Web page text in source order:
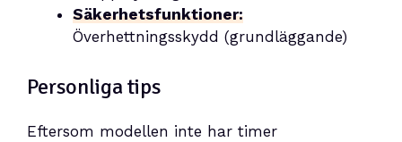
Säkerhetsfunktioner:
Överhettningsskydd (grundläggande)
Personliga tips
Eftersom modellen inte har timer